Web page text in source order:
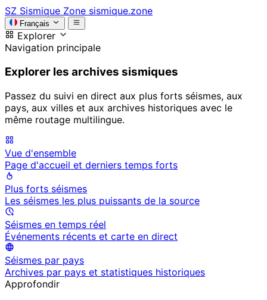
SZ Sismique Zone sismique.zone
Français
Explorer
Navigation principale
Explorer les archives sismiques
Passez du suivi en direct aux plus forts séismes, aux
pays, aux villes et aux archives historiques avec le
même routage multilingue.
Vue d'ensemble
Page d'accueil et derniers temps forts
Plus forts séismes
Les séismes les plus puissants de la source
Séismes en temps réel
Événements récents et carte en direct
Séismes par pays
Archives par pays et statistiques historiques
Approfondir